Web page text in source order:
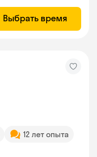
Выбрать время
12 лет опыта